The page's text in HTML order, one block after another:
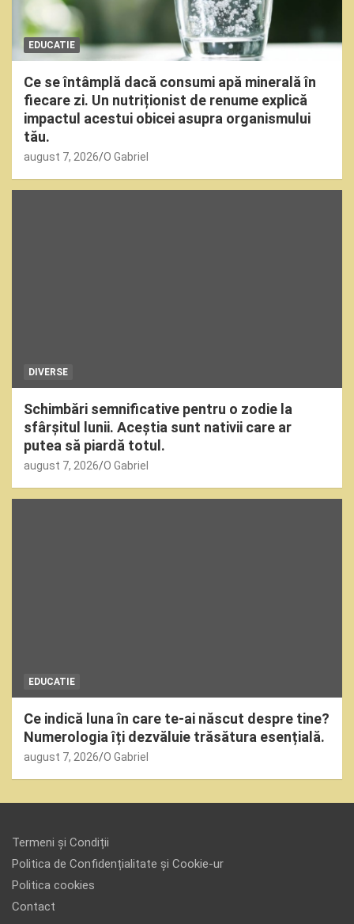
EDUCATIE
Ce se întâmplă dacă consumi apă minerală în
fiecare zi. Un nutriționist de renume explică
impactul acestui obicei asupra organismului
tău.
august 7, 2026 O Gabriel
DIVERSE
Schimbări semnificative pentru o zodie la
sfârșitul lunii. Aceștia sunt nativii care ar
putea să piardă totul.
august 7, 2026 O Gabriel
EDUCATIE
Ce indică luna în care te-ai născut despre tine?
Numerologia îți dezvăluie trăsătura esențială.
august 7, 2026 O Gabriel
Termeni și Condiții
Politica de Confidențialitate și Cookie-ur
Politica cookies
Contact